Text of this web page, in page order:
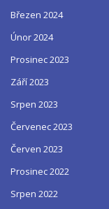
Březen 2024
Únor 2024
Prosinec 2023
Září 2023
Srpen 2023
Červenec 2023
Červen 2023
Prosinec 2022
Srpen 2022